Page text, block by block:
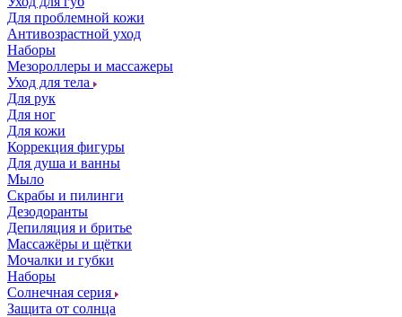
Для проблемной кожи
Антивозрастной уход
Наборы
Мезороллеры и массажеры
Уход для тела
Для рук
Для ног
Для кожи
Коррекция фигуры
Для душа и ванны
Мыло
Скрабы и пилинги
Дезодоранты
Депиляция и бритье
Массажёры и щётки
Мочалки и губки
Наборы
Солнечная серия
Защита от солнца